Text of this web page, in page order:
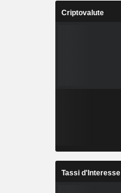
Criptovalute
Tassi d'Interesse